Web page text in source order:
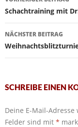
Schachtraining mit
NÄCHSTER BEITRAG
SCHREIBE EINEN
Deine E-Mail-
Felder sind mit *